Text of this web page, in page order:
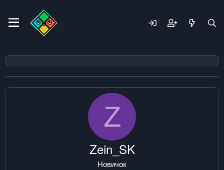
Z
Zein_SK
Новичок